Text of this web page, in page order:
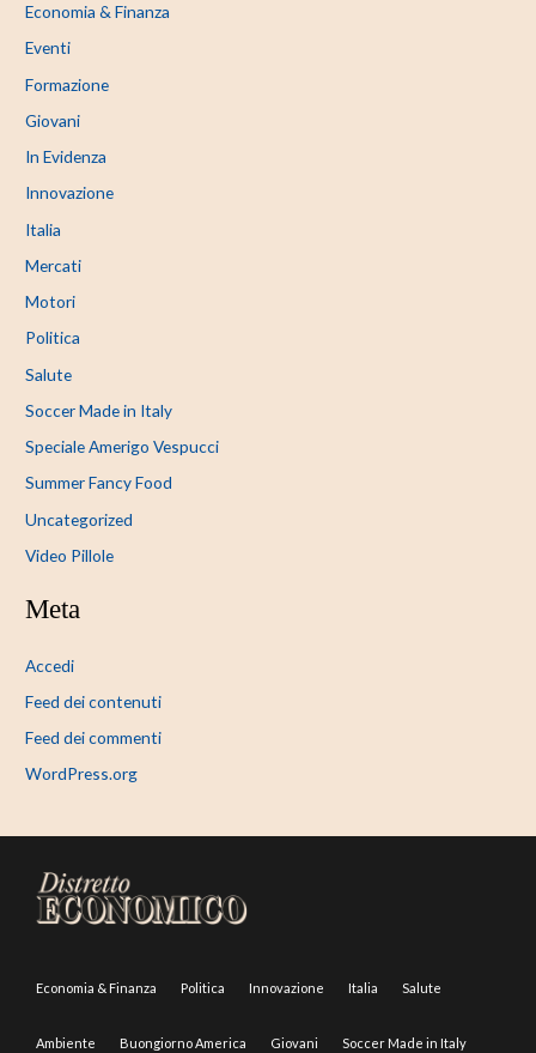
Economia & Finanza
Eventi
Formazione
Giovani
In Evidenza
Innovazione
Italia
Mercati
Motori
Politica
Salute
Soccer Made in Italy
Speciale Amerigo Vespucci
Summer Fancy Food
Uncategorized
Video Pillole
Meta
Accedi
Feed dei contenuti
Feed dei commenti
WordPress.org
Economia & Finanza Politica Innovazione Italia Salute
Ambiente Buongiorno America Giovani Soccer Made in Italy